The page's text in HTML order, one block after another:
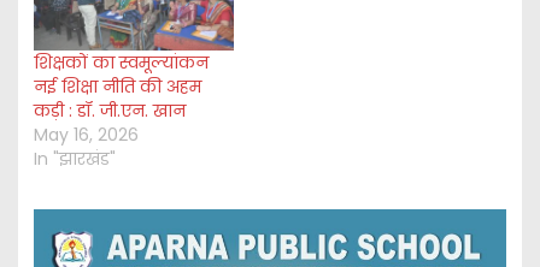
शिक्षकों का स्वमूल्यांकन
नई शिक्षा नीति की अहम
कड़ी : डॉ. जी.एन. खान
May 16, 2026
In "झारखंड"